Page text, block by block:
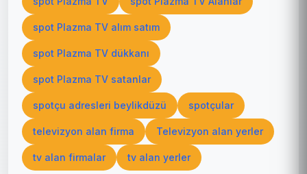
spot Plazma TV alım satım
spot Plazma TV dükkanı
spot Plazma TV satanlar
spotçu adresleri beylikdüzü spotçular
televizyon alan firma Televizyon alan yerler
tv alan firmalar tv alan yerler